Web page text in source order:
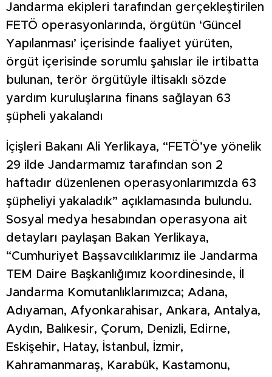
Jandarma ekipleri tarafından gerçekleştirilen
FETÖ operasyonlarında, örgütün ‘Güncel
Yapılanması’ içerisinde faaliyet yürüten,
örgüt içerisinde sorumlu şahıslar ile irtibatta
bulunan, terör örgütüyle iltisaklı sözde
yardım kuruluşlarına finans sağlayan 63
şüpheli yakalandı
İçişleri Bakanı Ali Yerlikaya, “FETÖ’ye yönelik
29 ilde Jandarmamız tarafından son 2
haftadır düzenlenen operasyonlarımızda 63
şüpheliyi yakaladık” açıklamasında bulundu.
Sosyal medya hesabından operasyona ait
detayları paylaşan Bakan Yerlikaya,
“Cumhuriyet Başsavcılıklarımız ile Jandarma
TEM Daire Başkanlığımız koordinesinde, İl
Jandarma Komutanlıklarımızca; Adana,
Adıyaman, Afyonkarahisar, Ankara, Antalya,
Aydın, Balıkesir, Çorum, Denizli, Edirne,
Eskişehir, Hatay, İstanbul, İzmir,
Kahramanmaraş, Karabük, Kastamonu,